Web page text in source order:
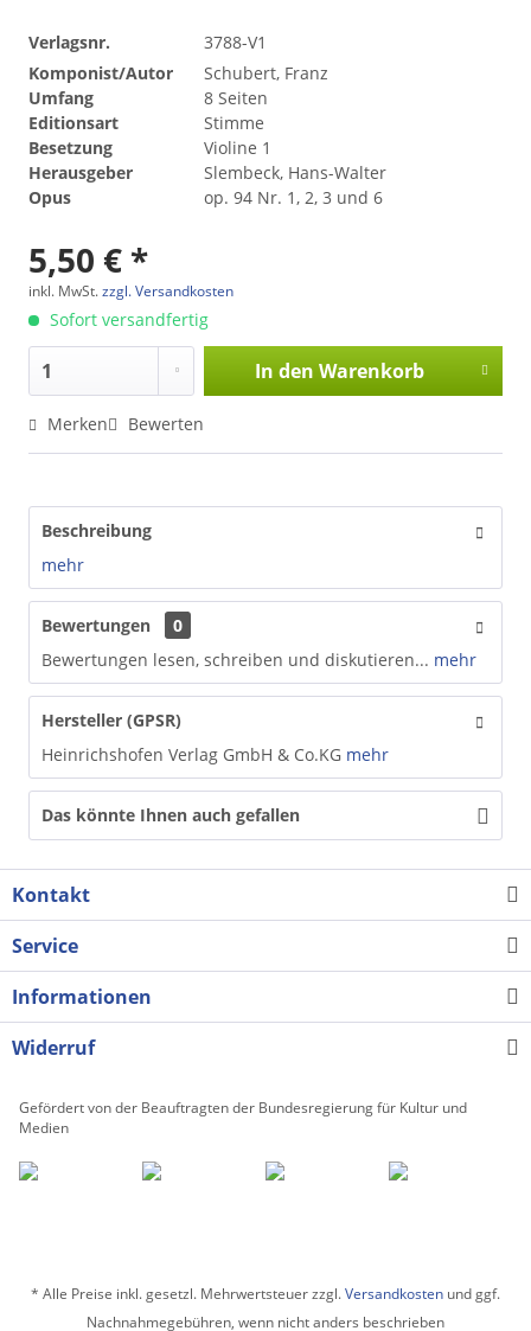
Verlagsnr.
3788-V1
Komponist/Autor
Schubert, Franz
Umfang
8 Seiten
Editionsart
Stimme
Besetzung
Violine 1
Herausgeber
Slembeck, Hans-Walter
Opus
op. 94 Nr. 1, 2, 3 und 6
5,50 € *
inkl. MwSt.zzgl. Versandkosten
Sofort versandfertig
In den Warenkorb
Merken Bewerten
Beschreibung
mehr
Bewertungen
0
Bewertungen lesen, schreiben und diskutieren... mehr
Hersteller (GPSR)
Heinrichshofen Verlag GmbH & Co.KG mehr
Das könnte Ihnen auch gefallen
Kontakt
Service
Informationen
Widerruf
Gefördert von der Beauftragten der Bundesregierung für Kultur und
Medien
* Alle Preise inkl. gesetzl. Mehrwertsteuer zzgl.Versandkosten und ggf.
Nachnahmegebühren, wenn nicht anders beschrieben